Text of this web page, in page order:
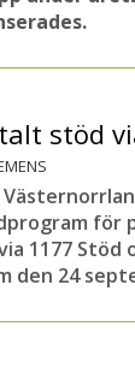
stöd
för
1177 Stöd
den 24